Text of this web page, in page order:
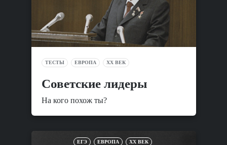
ТЕСТЫ ЕВРОПА XX ВЕК
Советские лидеры
На кого похож ты?
ЕГЭ ЕВРОПА XX ВЕК